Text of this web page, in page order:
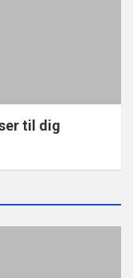
til dig